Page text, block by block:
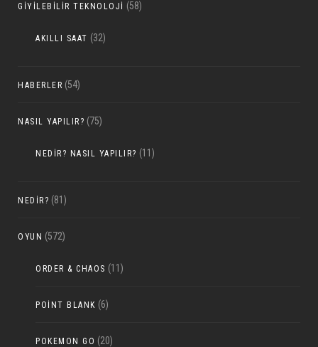
GIYILEBILIR TEKNOLOJI (58)
AKILLI SAAT (32)
HABERLER (54)
NASIL YAPILIR? (75)
NEDIR? NASIL YAPILIR? (11)
NEDIR? (81)
OYUN (572)
ORDER & CHAOS (11)
POINT BLANK (6)
POKEMON GO (20)